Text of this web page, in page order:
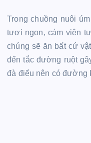
Trong chuồng nuôi
tươi ngon, cám viên
chúng sẽ ăn bất cứ
đến tắc đường ruột
đà điểu nên có đường